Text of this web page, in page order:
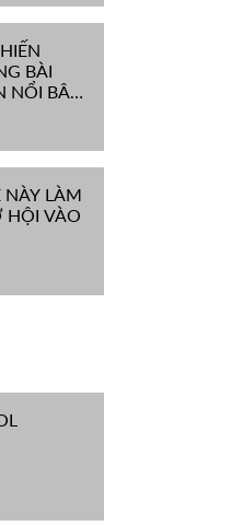
BÀI
NỔI BẬT
TOP
NÀY LÀM
HỘI VÀO